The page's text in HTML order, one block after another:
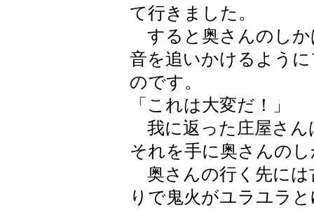
て行きました。
すると奥さんのしか
音を追いかけるよう
のです。
「これは大変だ！」
我に返った庄屋さん
それを手に奥さんの
奥さんの行く先には
りで鬼火がユラユラ